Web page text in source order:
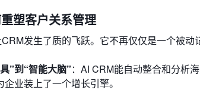
塑客户关系管理
发生了质的飞跃。它不再仅仅是一个被动
”到“智能大脑”：AI CRM能自动整合和分析
业装上了一个增长引擎。